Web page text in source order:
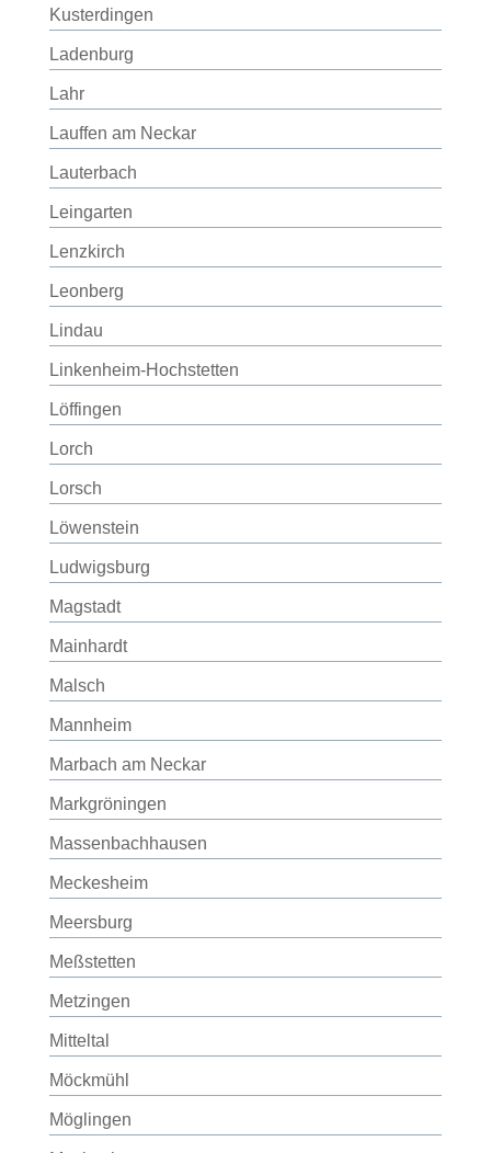
Kusterdingen
Ladenburg
Lahr
Lauffen am Neckar
Lauterbach
Leingarten
Lenzkirch
Leonberg
Lindau
Linkenheim-Hochstetten
Löffingen
Lorch
Lorsch
Löwenstein
Ludwigsburg
Magstadt
Mainhardt
Malsch
Mannheim
Marbach am Neckar
Markgröningen
Massenbachhausen
Meckesheim
Meersburg
Meßstetten
Metzingen
Mitteltal
Möckmühl
Möglingen